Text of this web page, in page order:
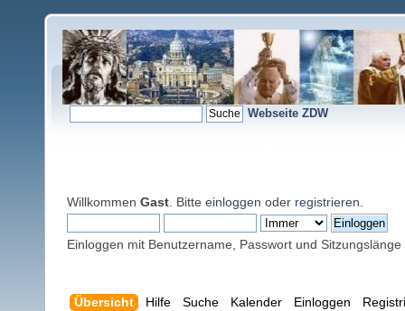
Webseite ZDW
Willkommen Gast . Bitte einloggen oder registrieren
Einloggen mit Benutzername, Passwort und Sitzungslänge
Übersicht Hilfe Suche Kalender Einloggen